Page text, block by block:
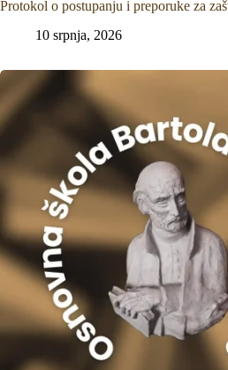
Protokol o postupanju i preporuke za
10 srpnja, 2026